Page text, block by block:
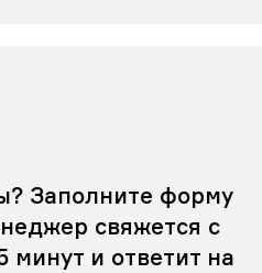
Заполните форму
свяжется с
минут и ответит на